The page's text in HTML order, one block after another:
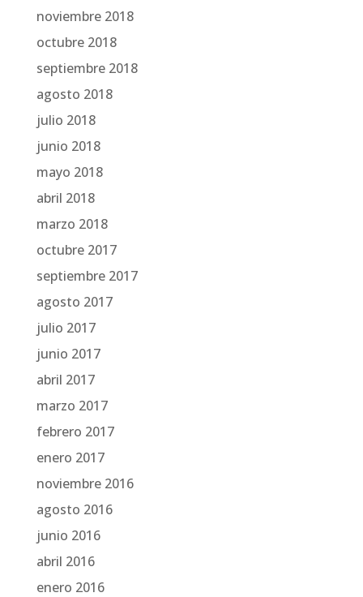
noviembre 2018
octubre 2018
septiembre 2018
agosto 2018
julio 2018
junio 2018
mayo 2018
abril 2018
marzo 2018
octubre 2017
septiembre 2017
agosto 2017
julio 2017
junio 2017
abril 2017
marzo 2017
febrero 2017
enero 2017
noviembre 2016
agosto 2016
junio 2016
abril 2016
enero 2016